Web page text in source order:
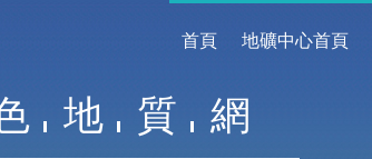
首頁 地礦中心首頁
地 質 網